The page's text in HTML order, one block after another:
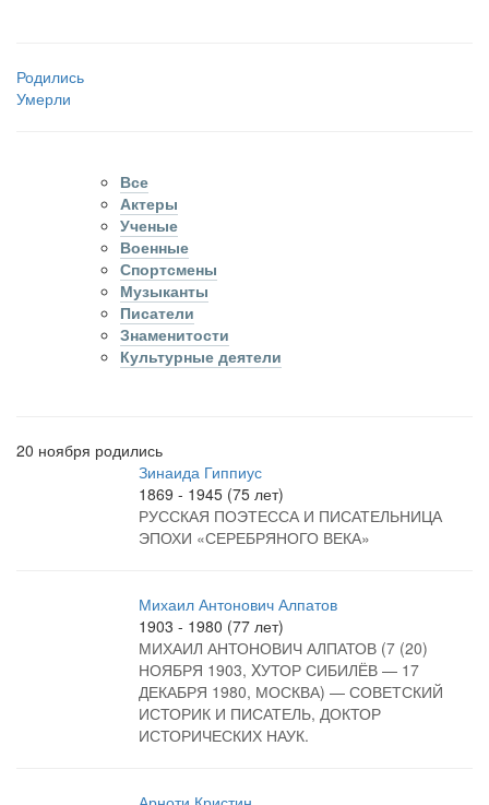
Родились
Умерли
Все
Актеры
Ученые
Военные
Спортсмены
Музыканты
Писатели
Знаменитости
Культурные деятели
20 ноября родились
Зинаида Гиппиус
1869 - 1945 (75 лет)
РУССКАЯ ПОЭТЕССА И ПИСАТЕЛЬНИЦА
ЭПОХИ «СЕРЕБРЯНОГО ВЕКА»
Михаил Антонович Алпатов
1903 - 1980 (77 лет)
МИХАИЛ АНТОНОВИЧ АЛПАТОВ (7 (20)
НОЯБРЯ 1903, XУТОР СИБИЛЁВ — 17
ДЕКАБРЯ 1980, МОСКВА) — СОВЕТСКИЙ
ИСТОРИК И ПИСАТЕЛЬ, ДОКТОР
ИСТОРИЧЕСКИХ НАУК.